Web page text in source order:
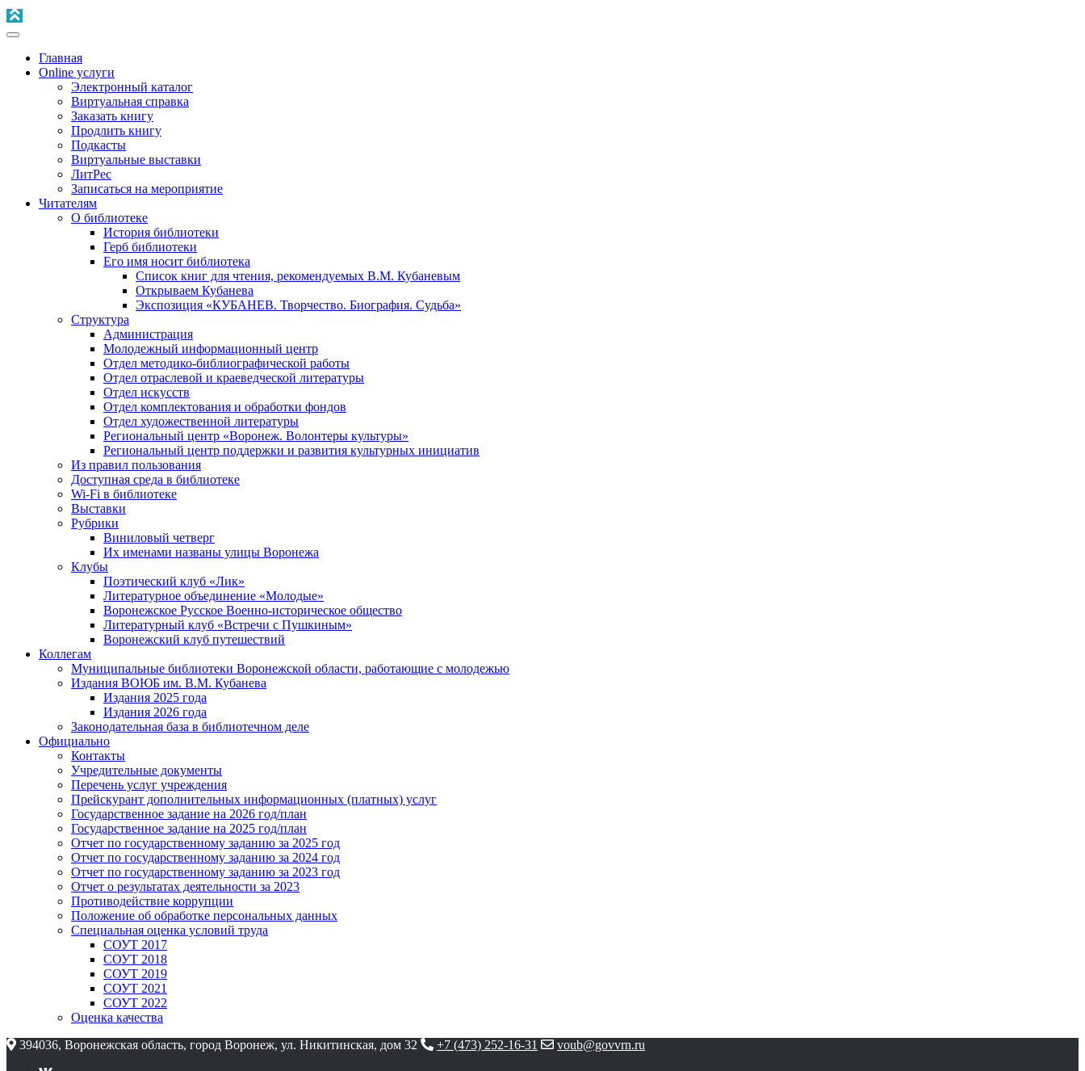
Главная
Online услуги
Электронный каталог
Виртуальная справка
Заказать книгу
Продлить книгу
Подкасты
Виртуальные выставки
ЛитРес
Записаться на мероприятие
Читателям
О библиотеке
История библиотеки
Герб библиотеки
Его имя носит библиотека
Список книг для чтения, рекомендуемых В.М. Кубаневым
Открываем Кубанева
Экспозиция «КУБАНЕВ. Творчество. Биография. Судьба»
Структура
Администрация
Молодежный информационный центр
Отдел методико-библиографической работы
Отдел отраслевой и краеведческой литературы
Отдел искусств
Отдел комплектования и обработки фондов
Отдел художественной литературы
Региональный центр «Воронеж. Волонтеры культуры»
Региональный центр поддержки и развития культурных инициатив
Из правил пользования
Доступная среда в библиотеке
Wi-Fi в библиотеке
Выставки
Рубрики
Виниловый четверг
Их именами названы улицы Воронежа
Клубы
Поэтический клуб «Лик»
Литературное объединение «Молодые»
Воронежское Русское Военно-историческое общество
Литературный клуб «Встречи с Пушкиным»
Воронежский клуб путешествий
Коллегам
Муниципальные библиотеки Воронежской области, работающие с молодежью
Издания ВОЮБ им. В.М. Кубанева
Издания 2025 года
Издания 2026 года
Законодательная база в библиотечном деле
Официально
Контакты
Учредительные документы
Перечень услуг учреждения
Прейскурант дополнительных информационных (платных) услуг
Государственное задание на 2026 год/план
Государственное задание на 2025 год/план
Отчет по государственному заданию за 2025 год
Отчет по государственному заданию за 2024 год
Отчет по государственному заданию за 2023 год
Отчет о результатах деятельности за 2023
Противодействие коррупции
Положение об обработке персональных данных
Специальная оценка условий труда
СОУТ 2017
СОУТ 2018
СОУТ 2019
СОУТ 2021
СОУТ 2022
Оценка качества
394036, Воронежская область, город Воронеж, ул. Никитинская, дом 32
+7 (473) 252-16-31 voub@govvrn.ru